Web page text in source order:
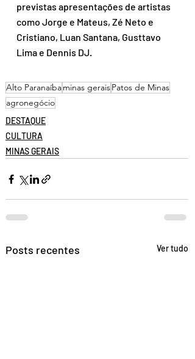
previstas apresentações de artistas
como Jorge e Mateus, Zé Neto e
Cristiano, Luan Santana, Gusttavo
Lima e Dennis DJ.
Alto Paranaíbaminas geraisPatos de Minas
agronegócio
DESTAQUE
CULTURA
MINAS GERAIS
Posts recentes Ver tudo